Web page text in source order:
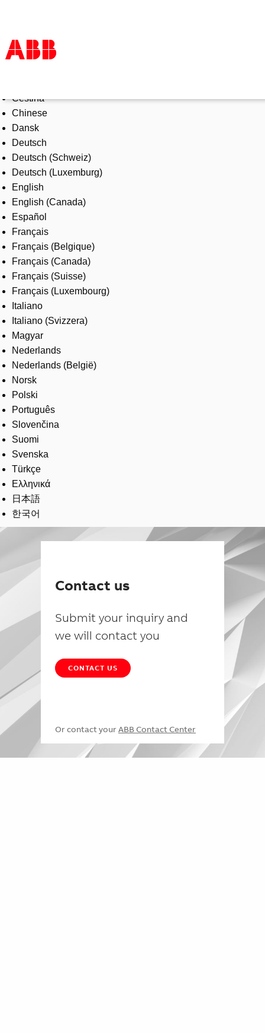
Products & Solutions
Industries
Services
About us
Where to buy
Contact us
Careers
Čeština
Chinese
Dansk
Deutsch
Deutsch (Schweiz)
Deutsch (Luxemburg)
English
English (Canada)
Español
Français
Français (Belgique)
Français (Canada)
Français (Suisse)
Français (Luxembourg)
Italiano
Italiano (Svizzera)
Magyar
Nederlands
Nederlands (België)
Norsk
Polski
Português
Slovenčina
Suomi
Svenska
Türkçe
Ελληνικά
日本語
한국어
Contact us
Submit your inquiry and
we will contact you
CONTACT US
Or contact your ABB Contact Center